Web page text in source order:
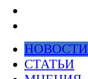
НОВОСТИ
СТАТЬИ